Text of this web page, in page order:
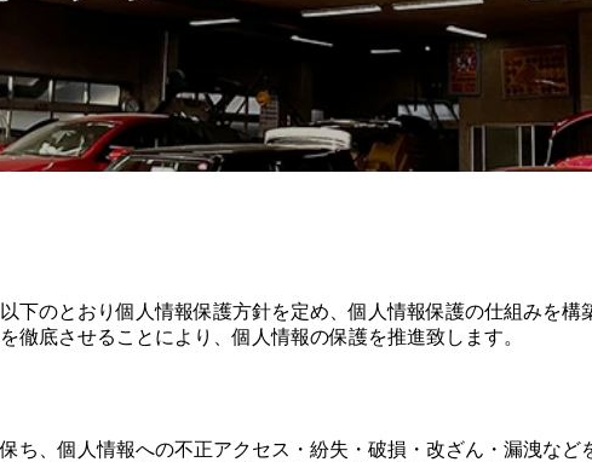
下のとおり個人情報保護方針を定め、個人情報保護の仕組みを構
徹底させることにより、個人情報の保護を推進致します。
ち、個人情報への不正アクセス・紛失・破損・改ざん・漏洩など